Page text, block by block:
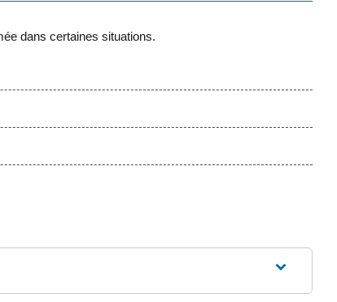
dans certaines situations.